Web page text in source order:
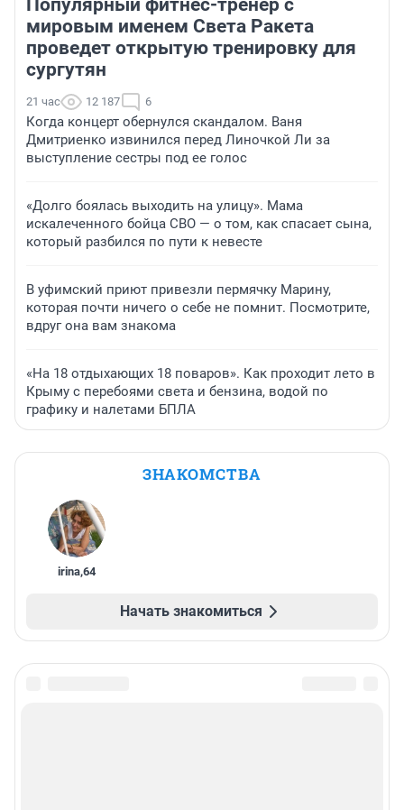
Популярный фитнес-тренер с
мировым именем Света Ракета
проведет открытую тренировку для
сургутян
21 час 12 187 6
Когда концерт обернулся скандалом. Ваня
Дмитриенко извинился перед Линочкой Ли за
выступление сестры под ее голос
«Долго боялась выходить на улицу». Мама
искалеченного бойца СВО — о том, как спасает сына,
который разбился по пути к невесте
В уфимский приют привезли пермячку Марину,
которая почти ничего о себе не помнит. Посмотрите,
вдруг она вам знакома
«На 18 отдыхающих 18 поваров». Как проходит лето в
Крыму с перебоями света и бензина, водой по
графику и налетами БПЛА
ЗНАКОМСТВА
irina,64
Начать знакомиться